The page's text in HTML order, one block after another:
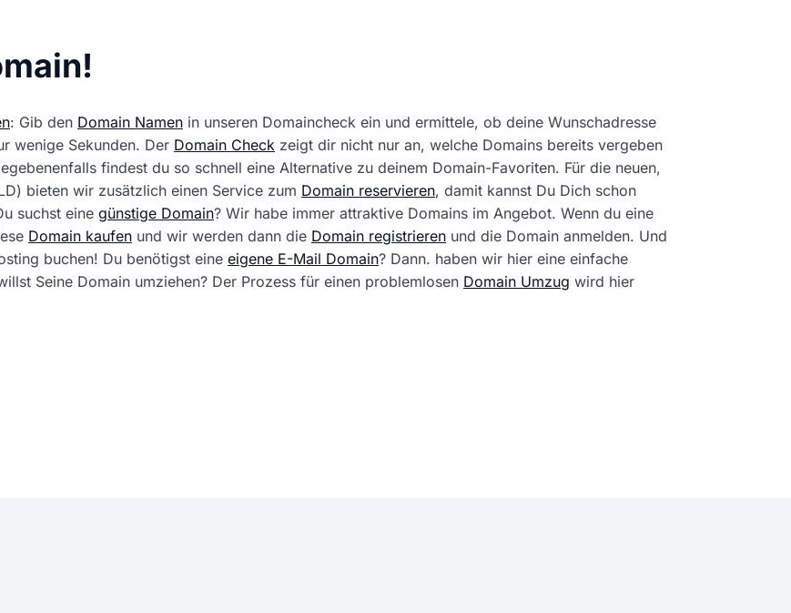
: Gib den Domain Namen in unseren Domaincheck ein und ermittele, ob deine Wunschadresse
wenige Sekunden. Der Domain Check zeigt dir nicht nur an, welche Domains bereits vergeben
findest du so schnell eine Alternative zu deinem Domain-Favoriten. Für die neuen,
bieten wir zusätzlich einen Service zum Domain reservieren, damit kannst Du Dich schon
suchst eine günstige Domain? Wir habe immer attraktive Domains im Angebot. Wenn du eine
Domain kaufen und wir werden dann die Domain registrieren und die Domain anmelden. Und
buchen! Du benötigst eine eigene E-Mail Domain? Dann. haben wir hier eine einfache
Seine Domain umziehen? Der Prozess für einen problemlosen Domain Umzug wird hier